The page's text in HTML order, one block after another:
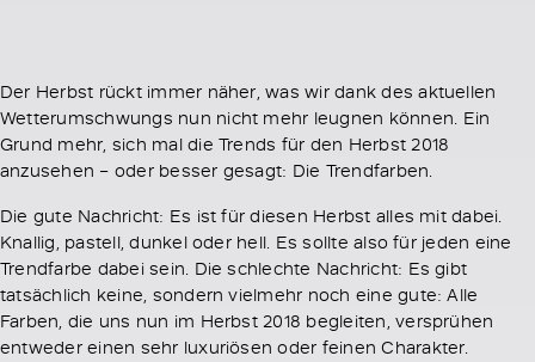
Der Herbst rückt immer näher, was wir dank des aktuellen
Wetterumschwungs nun nicht mehr leugnen können. Ein
Grund mehr, sich mal die Trends für den Herbst 2018
anzusehen – oder besser gesagt: Die Trendfarben.
Die gute Nachricht: Es ist für diesen Herbst alles mit dabei.
Knallig, pastell, dunkel oder hell. Es sollte also für jeden eine
Trendfarbe dabei sein. Die schlechte Nachricht: Es gibt
tatsächlich keine, sondern vielmehr noch eine gute: Alle
Farben, die uns nun im Herbst 2018 begleiten, versprühen
entweder einen sehr luxuriösen oder feinen Charakter.